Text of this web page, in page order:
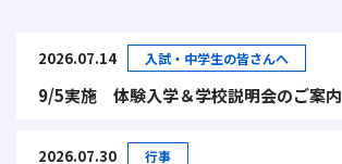
2026.07.14 入試・中学生の皆さんへ
9/5実施 体験入学＆学校説明会のご案内
2026.07.30 行事